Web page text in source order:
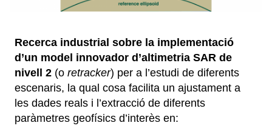
Recerca industrial sobre la implementació
d’un model innovador d’altimetria SAR de
nivell 2 (oretracker) per a l’estudi de diferents
escenaris, la qual cosa facilita un ajustament a
les dades reals i l’extracció de diferents
paràmetres geofísics d’interès en: